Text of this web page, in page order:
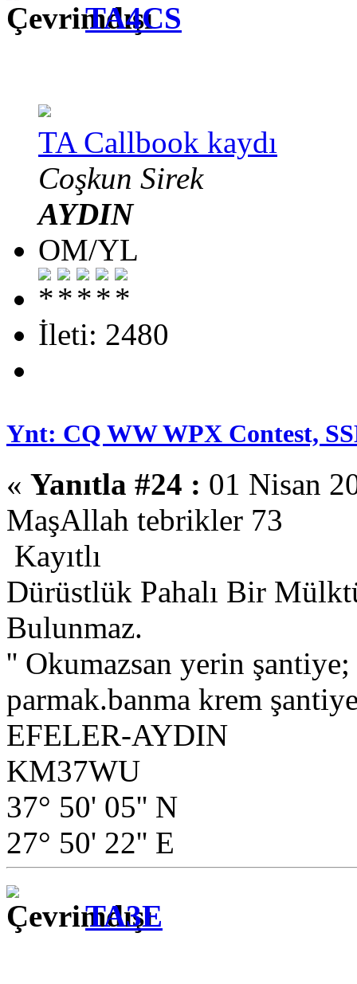
TA4CS
TA Callbook kaydı
Coşkun Sirek
AYDIN
OM/YL
İleti: 2480
Ynt: CQ WW WPX Contest,
« Yanıtla #24 : 01 Nisan
MaşAllah tebrikler 73
Kayıtlı
Dürüstlük Pahalı Bir
Bulunmaz.
'' Okumazsan yerin
parmak.banma krem
EFELER-AYDIN
KM37WU
37° 50' 05'' N
27° 50' 22'' E
TA3E